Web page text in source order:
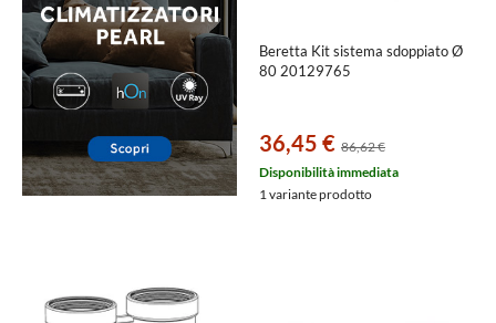
Beretta Kit sistema sdoppiato Ø
80 20129765
36,45 € 86,62 €
Disponibilità immediata
1 variante prodotto